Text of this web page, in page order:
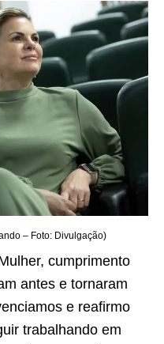
– Foto: Divulgação)
cumprimento
antes e tornaram
e reafirmo
trabalhando em